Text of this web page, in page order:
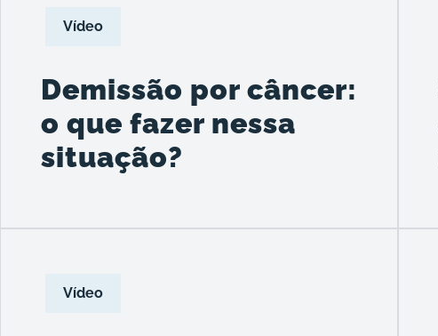
Vídeo
Demissão por câncer:
o que fazer nessa
situação?
Vídeo